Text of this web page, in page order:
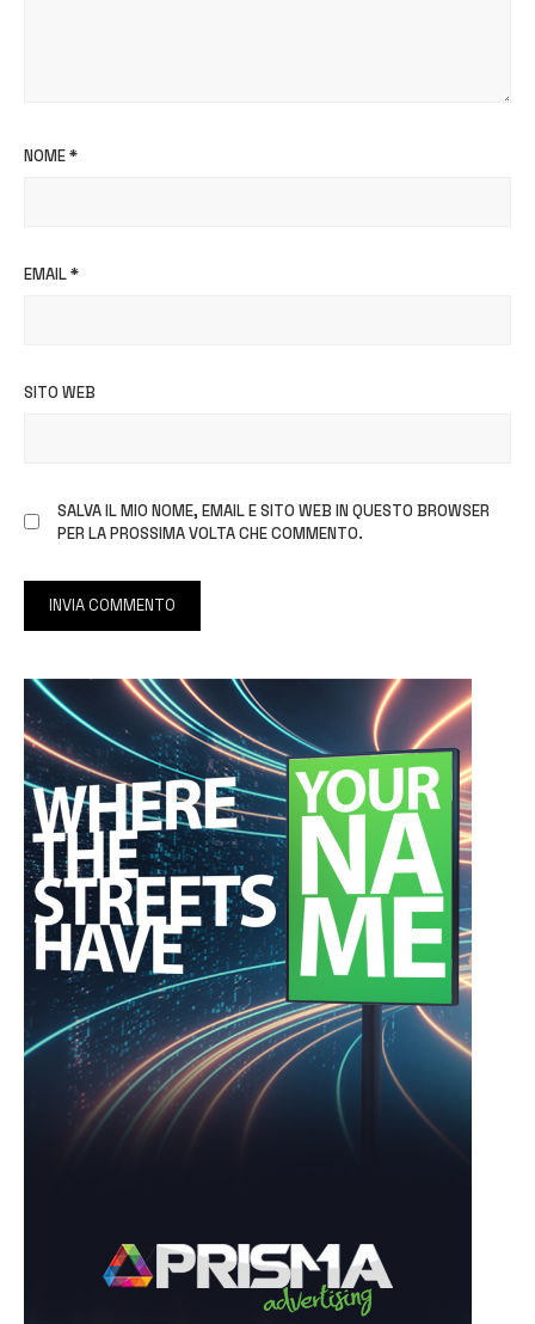
NOME*
EMAIL*
SITO WEB
SALVA IL MIO NOME, EMAIL E SITO WEB IN QUESTO BROWSER
PER LA PROSSIMA VOLTA CHE COMMENTO.